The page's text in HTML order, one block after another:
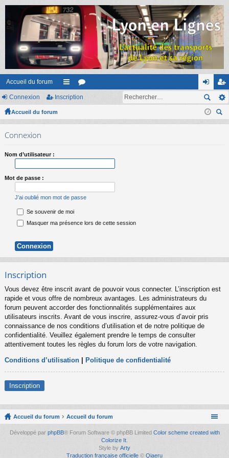
Accueil du forum
ac
s
or on
ne
ns
cri
Connexion Inscription
Accueil du forum
ec
Connexion
Nom d’utilisateur :
Mot de passe :
J’ai oublié mon mot de passe
Se souvenir de moi
Masquer ma présence lors de cette session
Inscription
Vous devez être inscrit avant de pouvoir vous connecter. L’inscription est
rapide et vous offre de nombreux avantages. Les administrateurs du
forum peuvent accorder des fonctionnalités supplémentaires aux
utilisateurs inscrits. Avant de vous inscrire, assurez-vous d’avoir pris
connaissance de nos conditions d’utilisation et de notre politique de
confidentialité. Veuillez également prendre le temps de consulter
attentivement toutes les règles du forum lors de votre navigation.
Conditions d’utilisation Politique de confidentialité
Inscription
Accueil du forum Accueil du forum
Développé par phpBB® Forum Software © phpBB Limited Color scheme created with
Colorize It.
Style by Arty
Traduction française officielle © Qiaeru